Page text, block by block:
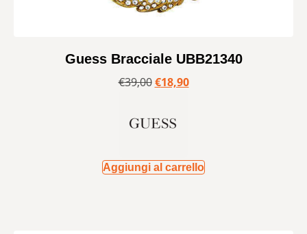
Guess Bracciale UBB21340
€39,00 €18,90
Aggiungi al carrello